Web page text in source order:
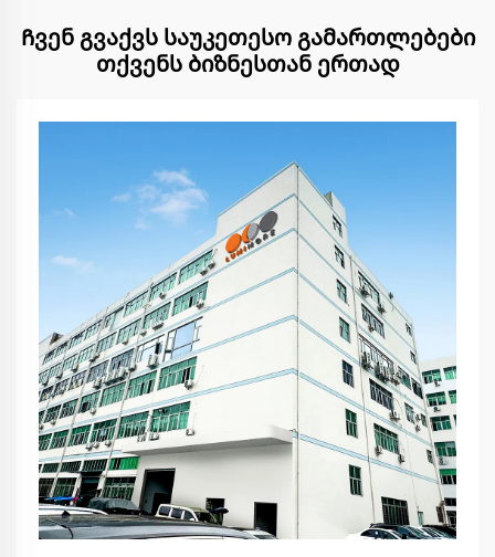
Ჩვენ გვაქვს საუკეთესო გამართლებები
თქვენს ბიზნესთან ერთად